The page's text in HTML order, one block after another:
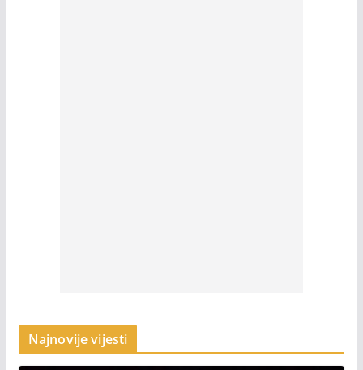
Najnovije vijesti